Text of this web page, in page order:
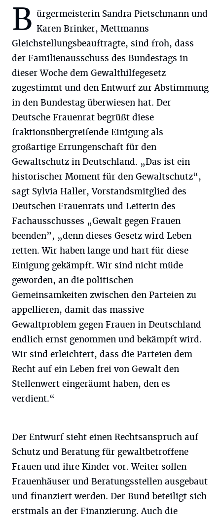
B ürgermeisterin Sandra Pietschmann und
Karen Brinker, Mettmanns
Gleichstellungsbeauftragte, sind froh, dass
der Familienausschuss des Bundestags in
dieser Woche dem Gewalthilfegesetz
zugestimmt und den Entwurf zur Abstimmung
in den Bundestag überwiesen hat. Der
Deutsche Frauenrat begrüßt diese
fraktionsübergreifende Einigung als
großartige Errungenschaft für den
Gewaltschutz in Deutschland. „Das ist ein
historischer Moment für den Gewaltschutz“,
sagt Sylvia Haller, Vorstandsmitglied des
Deutschen Frauenrats und Leiterin des
Fachausschusses „Gewalt gegen Frauen
beenden”, „denn dieses Gesetz wird Leben
retten. Wir haben lange und hart für diese
Einigung gekämpft. Wir sind nicht müde
geworden, an die politischen
Gemeinsamkeiten zwischen den Parteien zu
appellieren, damit das massive
Gewaltproblem gegen Frauen in Deutschland
endlich ernst genommen und bekämpft wird.
Wir sind erleichtert, dass die Parteien dem
Recht auf ein Leben frei von Gewalt den
Stellenwert eingeräumt haben, den es
verdient.“
Der Entwurf sieht einen Rechtsanspruch auf
Schutz und Beratung für gewaltbetroffene
Frauen und ihre Kinder vor. Weiter sollen
Frauenhäuser und Beratungsstellen ausgebaut
und finanziert werden. Der Bund beteiligt sich
erstmals an der Finanzierung. Auch die